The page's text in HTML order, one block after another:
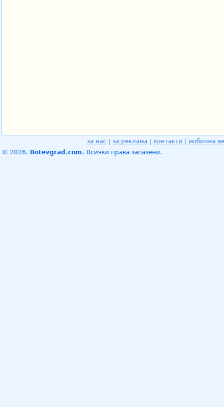
за нас за реклама контакти
мобилна
© 2026. Botevgrad.com. Всички права запазени.